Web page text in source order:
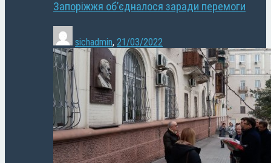
Запоріжжя об’єдналося заради перемоги
sichadmin, 21/03/2022